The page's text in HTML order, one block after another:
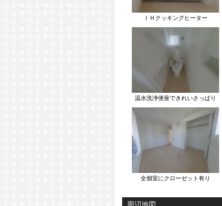
ＩＨクッキングヒーター
温水洗浄便座できれいさっぱり
全個室にクローゼット有り
周辺地図